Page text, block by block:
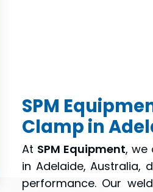
SPM
Clamp in
At SPM Equipment,
in Adelaide,
performance. Our